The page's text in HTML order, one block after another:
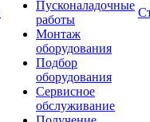
Пусконаладочные
работы
Монтаж
оборудования
Подбор
оборудования
Сервисное
обслуживание